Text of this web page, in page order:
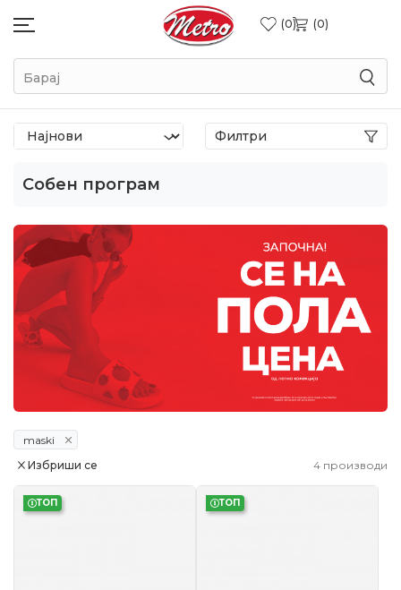
0 0
Барај
Собен програм
Филтри
maski
4 производи
Избриши се
ТОП ТОП